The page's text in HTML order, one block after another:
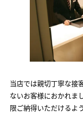
当店では親切丁寧な接
ないお客様におかれま
限ご納得いただけるよ